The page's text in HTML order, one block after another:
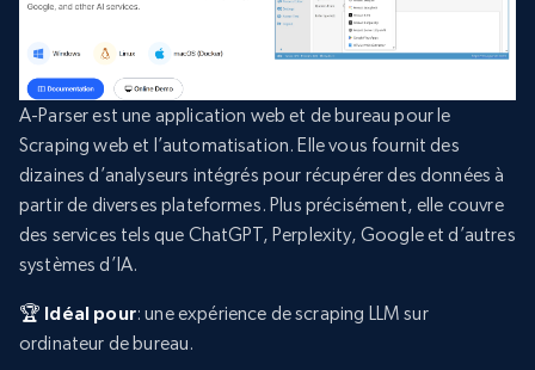
A-Parser est une application web et de bureau pour le
Scraping web et l’automatisation. Elle vous fournit des
dizaines d’analyseurs intégrés pour récupérer des données à
partir de diverses plateformes. Plus précisément, elle couvre
des services tels que ChatGPT, Perplexity, Google et d’autres
systèmes d’IA.
🏆 Idéal pour: une expérience de scraping LLM sur
ordinateur de bureau.